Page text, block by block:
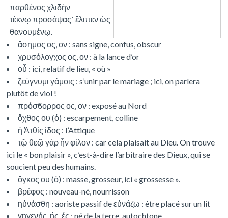
παρθένος χλιδὴν
τέκνῳ προσάψας´ ἔλιπεν ὡς
θανουμένῳ.
ἄσημος ος, ον : sans signe, confus, obscur
χρυσόλογχος ος, ον : à la lance d’or
οὗ : ici, relatif de lieu, « où »
ζεύγνυμι γάμοις : s’unir par le mariage ; ici, on parlera
plutôt de viol !
πρόσϐορρος ος, ον : exposé au Nord
ὄχθος ου (ὁ) : escarpement, colline
ἡ Ἀτθίς ίδος : l’Attique
τῷ θεῷ γὰρ ἦν φίλον : car cela plaisait au Dieu. On trouve
ici le « bon plaisir », c’est-à-dire l’arbitraire des Dieux, qui se
soucient peu des humains.
ὄγκος ου (ὁ) : masse, grosseur, ici « grossesse ».
βρέφος : nouveau-né, nourrisson
ηὐνάσθη : aoriste passif de εὐνάζω : être placé sur un lit
γηγενής, ής, ές : né de la terre, autochtone